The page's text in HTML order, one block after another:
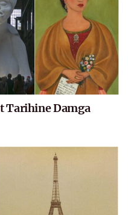
Tarihine Damga